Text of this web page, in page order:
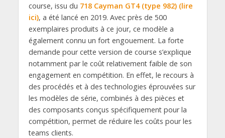
course, issu du 718 Cayman GT4 (type 982) (lire
ici), a été lancé en 2019. Avec près de 500
exemplaires produits à ce jour, ce modèle a
également connu un fort engouement. La forte
demande pour cette version de course s’explique
notamment par le coût relativement faible de son
engagement en compétition. En effet, le recours à
des procédés et à des technologies éprouvées sur
les modèles de série, combinés à des pièces et
des composants conçus spécifiquement pour la
compétition, permet de réduire les coûts pour les
teams clients.